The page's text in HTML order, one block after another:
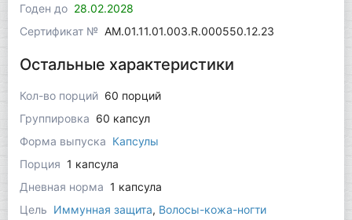
Годен до 28.02.2028
Сертификат № AM.01.11.01.003.R.000550.12.23
Остальные характеристики
Кол-во порций 60 порций
Группировка 60 капсул
Форма выпуска Капсулы
Порция 1 капсула
Дневная норма 1 капсула
Цель Иммунная защита, Волосы-кожа-ногти